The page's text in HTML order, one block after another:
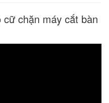
chặn máy cắt bàn